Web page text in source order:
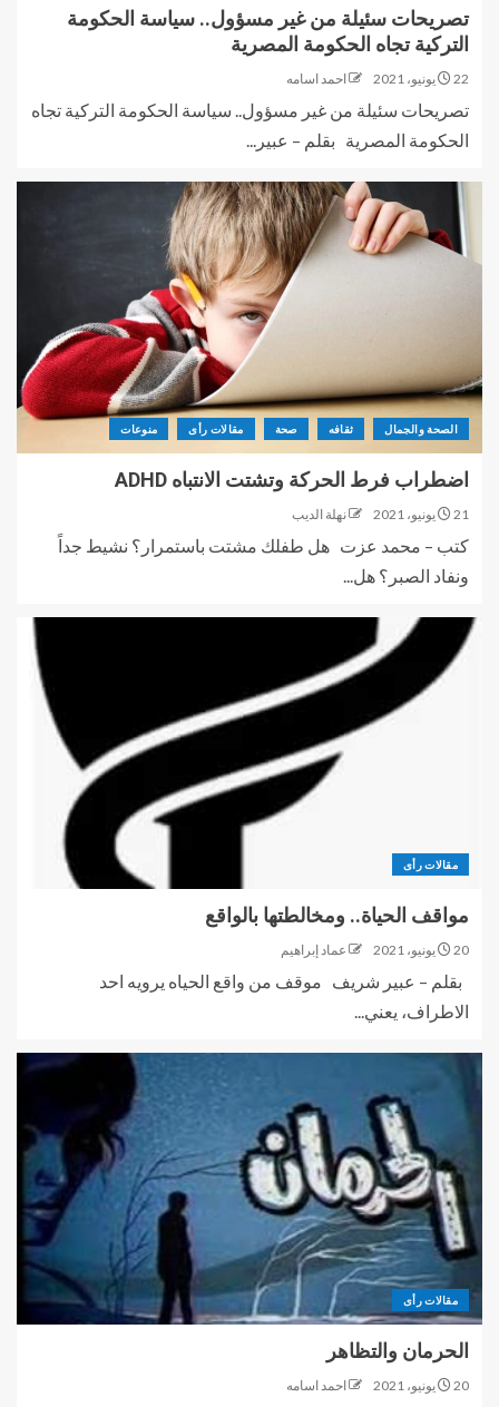
تصريحات سئيلة من غير مسؤول.. سياسة الحكومة
التركية تجاه الحكومة المصرية
22 يونيو، 2021 احمد اسامه
تصريحات سئيلة من غير مسؤول.. سياسة الحكومة التركية تجاه
الحكومة المصرية بقلم – عبير...
الصحة والجمال ثقافه صحة مقالات رأى منوعات
اضطراب فرط الحركة وتشتت الانتباه ADHD
21 يونيو، 2021 نهلة الديب
كتب – محمد عزت هل طفلك مشتت باستمرار؟ نشيط جداً
ونفاد الصبر؟ هل...
مقالات رأى
مواقف الحياة.. ومخالطتها بالواقع
20 يونيو، 2021 عماد إبراهيم
بقلم – عبير شريف موقف من واقع الحياه يرويه احد
الاطراف، يعني...
مقالات رأى
الحرمان والتظاهر
20 يونيو، 2021 احمد اسامه